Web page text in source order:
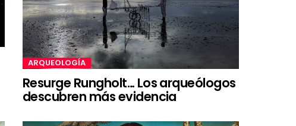
ARQUEOLOGÍA
Resurge Rungholt… Los arqueólogos
descubren más evidencia